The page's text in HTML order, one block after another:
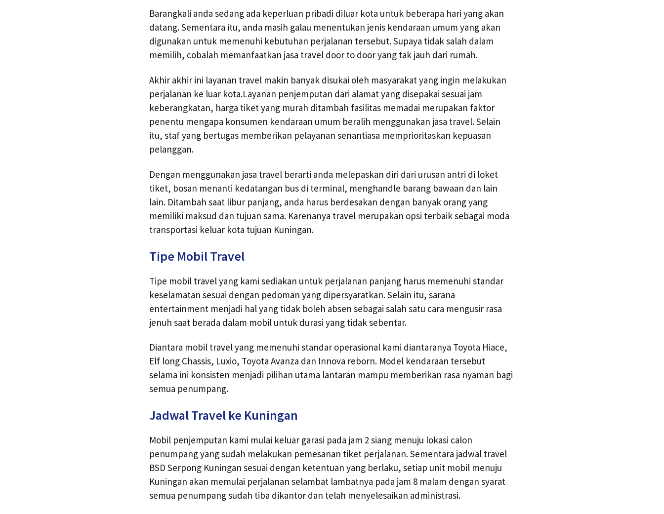
Barangkali anda sedang ada keperluan pribadi diluar kota untuk beberapa hari yang akan
datang. Sementara itu, anda masih galau menentukan jenis kendaraan umum yang akan
digunakan untuk memenuhi kebutuhan perjalanan tersebut. Supaya tidak salah dalam
memilih, cobalah memanfaatkan jasa travel door to door yang tak jauh dari rumah.
Akhir akhir ini layanan travel makin banyak disukai oleh masyarakat yang ingin melakukan
perjalanan ke luar kota.Layanan penjemputan dari alamat yang disepakai sesuai jam
keberangkatan, harga tiket yang murah ditambah fasilitas memadai merupakan faktor
penentu mengapa konsumen kendaraan umum beralih menggunakan jasa travel. Selain
itu, staf yang bertugas memberikan pelayanan senantiasa memprioritaskan kepuasan
pelanggan.
Dengan menggunakan jasa travel berarti anda melepaskan diri dari urusan antri di loket
tiket, bosan menanti kedatangan bus di terminal, menghandle barang bawaan dan lain
lain. Ditambah saat libur panjang, anda harus berdesakan dengan banyak orang yang
memiliki maksud dan tujuan sama. Karenanya travel merupakan opsi terbaik sebagai moda
transportasi keluar kota tujuan Kuningan.
Tipe Mobil Travel
Tipe mobil travel yang kami sediakan untuk perjalanan panjang harus memenuhi standar
keselamatan sesuai dengan pedoman yang dipersyaratkan. Selain itu, sarana
entertainment menjadi hal yang tidak boleh absen sebagai salah satu cara mengusir rasa
jenuh saat berada dalam mobil untuk durasi yang tidak sebentar.
Diantara mobil travel yang memenuhi standar operasional kami diantaranya Toyota Hiace,
Elf long Chassis, Luxio, Toyota Avanza dan Innova reborn. Model kendaraan tersebut
selama ini konsisten menjadi pilihan utama lantaran mampu memberikan rasa nyaman bagi
semua penumpang.
Jadwal Travel ke Kuningan
Mobil penjemputan kami mulai keluar garasi pada jam 2 siang menuju lokasi calon
penumpang yang sudah melakukan pemesanan tiket perjalanan. Sementara jadwal travel
BSD Serpong Kuningan sesuai dengan ketentuan yang berlaku, setiap unit mobil menuju
Kuningan akan memulai perjalanan selambat lambatnya pada jam 8 malam dengan syarat
semua penumpang sudah tiba dikantor dan telah menyelesaikan administrasi.